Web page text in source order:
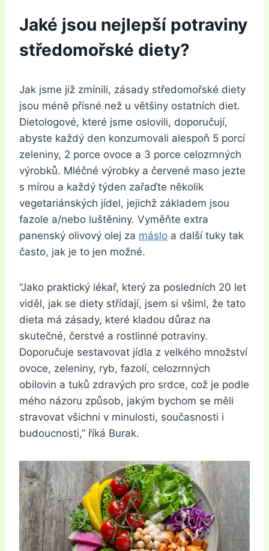
Jaké jsou nejlepší potraviny
středomořské diety?
Jak jsme již zmínili, zásady středomořské diety
jsou méně přísné než u většiny ostatních diet.
Dietologové, které jsme oslovili, doporučují,
abyste každý den konzumovali alespoň 5 porcí
zeleniny, 2 porce ovoce a 3 porce celozrnných
výrobků. Mléčné výrobky a červené maso jezte
s mírou a každý týden zařaďte několik
vegetariánských jídel, jejichž základem jsou
fazole a/nebo luštěniny. Vyměňte extra
panenský olivový olej za máslo a další tuky tak
často, jak je to jen možné.
“Jako praktický lékař, který za posledních 20 let
viděl, jak se diety střídají, jsem si všiml, že tato
dieta má zásady, které kladou důraz na
skutečné, čerstvé a rostlinné potraviny.
Doporučuje sestavovat jídla z velkého množství
ovoce, zeleniny, ryb, fazolí, celozrnných
obilovin a tuků zdravých pro srdce, což je podle
mého názoru způsob, jakým bychom se měli
stravovat všichni v minulosti, současnosti i
budoucnosti,” říká Burak.